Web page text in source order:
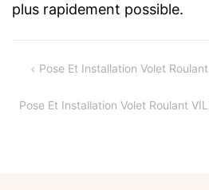
plus rapidement possible.
Navigation
l’article
Pose Et Installation Volet
Pose Et Installation Volet Roulant